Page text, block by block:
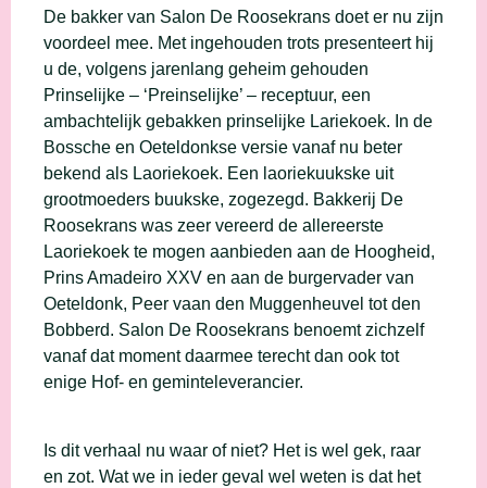
De bakker van Salon De Roosekrans doet er nu zijn
voordeel mee. Met ingehouden trots presenteert hij
u de, volgens jarenlang geheim gehouden
Prinselijke – ‘Preinselijke’ – receptuur, een
ambachtelijk gebakken prinselijke Lariekoek. In de
Bossche en Oeteldonkse versie vanaf nu beter
bekend als Laoriekoek. Een laoriekuukske uit
grootmoeders buukske, zogezegd. Bakkerij De
Roosekrans was zeer vereerd de allereerste
Laoriekoek te mogen aanbieden aan de Hoogheid,
Prins Amadeiro XXV en aan de burgervader van
Oeteldonk, Peer vaan den Muggenheuvel tot den
Bobberd. Salon De Roosekrans benoemt zichzelf
vanaf dat moment daarmee terecht dan ook tot
enige Hof- en geminteleverancier.
Is dit verhaal nu waar of niet? Het is wel gek, raar
en zot. Wat we in ieder geval wel weten is dat het